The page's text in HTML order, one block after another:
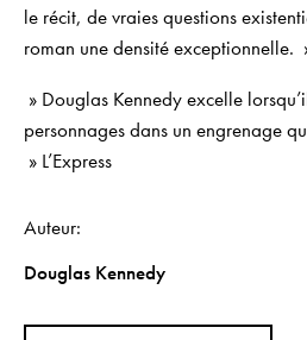
le récit, de vraies questions
roman une densité exceptionnelle.
» Douglas Kennedy excelle
personnages dans un engrenage
» L’Express
Auteur
Douglas Kennedy